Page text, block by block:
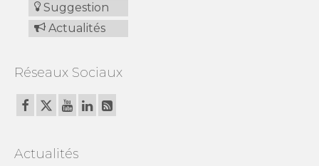
Suggestion
Actualités
Réseaux Sociaux
Actualités